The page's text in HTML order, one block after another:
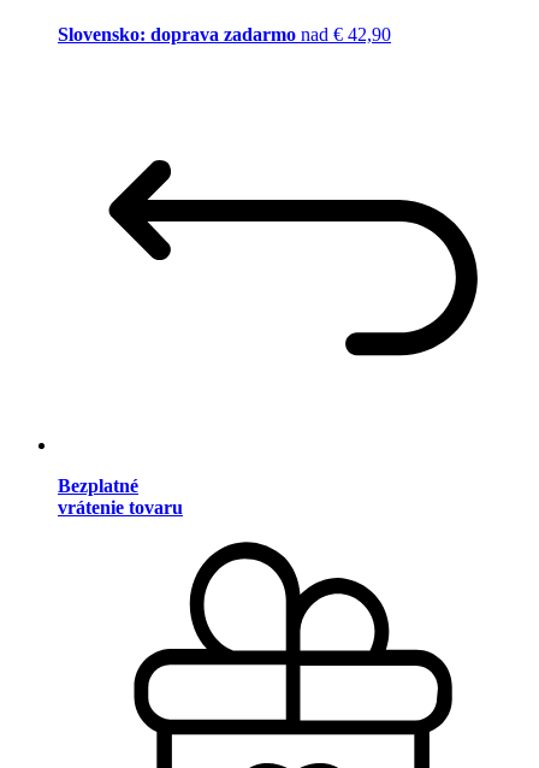
Slovensko: doprava zadarmo nad € 42,90
Bezplatné
vrátenie tovaru